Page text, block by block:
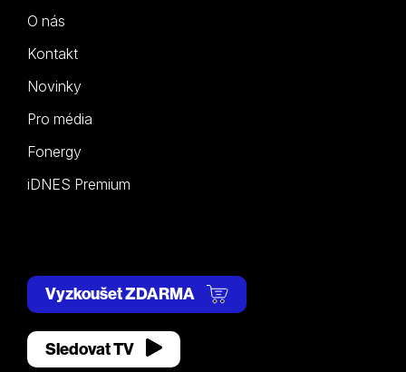
O nás
Kontakt
Novinky
Pro média
Fonergy
iDNES Premium
Vyzkoušet ZDARMA
Sledovat TV